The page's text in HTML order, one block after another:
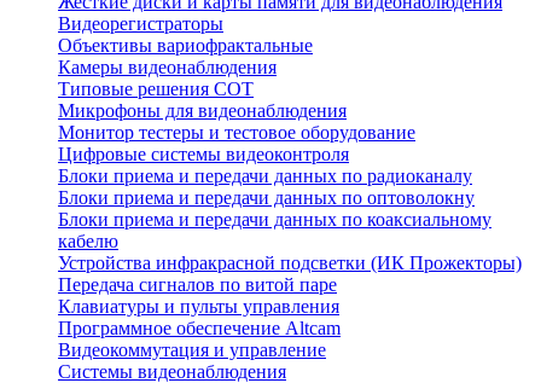
Видеорегистраторы
Объективы вариофрактальные
Камеры видеонаблюдения
Типовые решения СОТ
Микрофоны для видеонаблюдения
Монитор тестеры и тестовое оборудование
Цифровые системы видеоконтроля
Блоки приема и передачи данных по радиоканалу
Блоки приема и передачи данных по оптоволокну
Блоки приема и передачи данных по коаксиальному
кабелю
Устройства инфракрасной подсветки (ИК Прожекторы)
Передача сигналов по витой паре
Клавиатуры и пульты управления
Программное обеспечение Altcam
Видеокоммутация и управление
Системы видеонаблюдения